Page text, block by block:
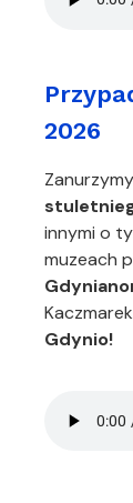
2026
innymi o
muzeach
Gdynio!